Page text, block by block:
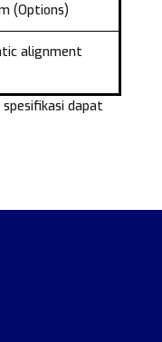
(Options)
alignment
dapat